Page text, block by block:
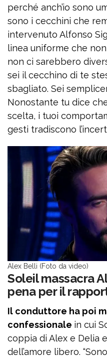
perché anch’io sono
sono i cecchini che
intervenuto Alfonso
linea uniforme che
non ci sarebbero
sei il cecchino di te
sbagliato. Sei
Nonostante tu dice
scelta, i tuoi
gesti tradiscono
Alex Belli (Foto da video)
Soleil massacra
pena per il
Il conduttore ha poi
confessionale in cui
coppia di Alex e Delia
dell’amore libero.
Iscriviti
Email